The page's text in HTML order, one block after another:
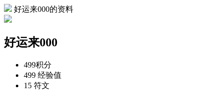
好运来000的资料
好运来000
499积分
499 经验值
15 符文